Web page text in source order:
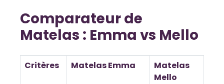
Comparateur de
Matelas : Emma vs Mello
Critères Matelas Emma
Matelas
Mello